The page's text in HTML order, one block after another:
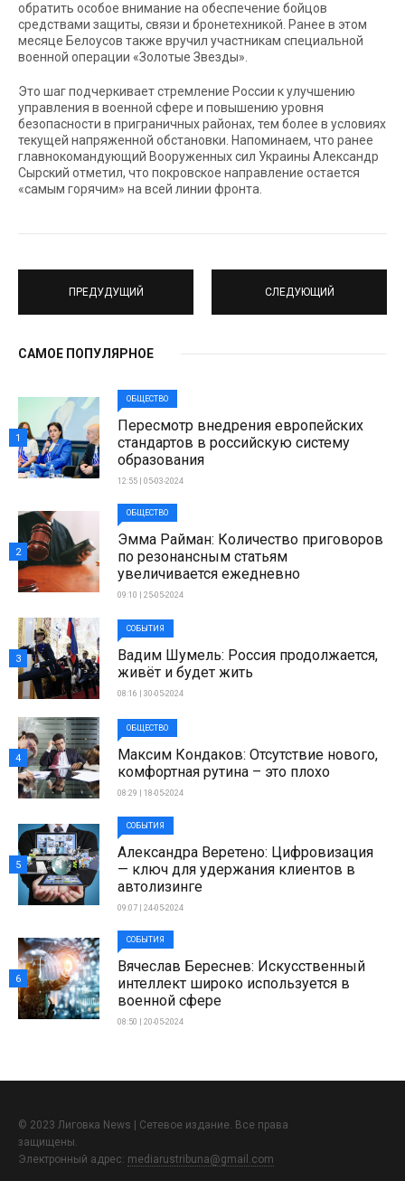
обратить особое внимание на обеспечение бойцов
средствами защиты, связи и бронетехникой. Ранее в этом
месяце Белоусов также вручил участникам специальной
военной операции «Золотые Звезды».
Это шаг подчеркивает стремление России к улучшению
управления в военной сфере и повышению уровня
безопасности в приграничных районах, тем более в условиях
текущей напряженной обстановки. Напоминаем, что ранее
главнокомандующий Вооруженных сил Украины Александр
Сырский отметил, что покровское направление остается
«самым горячим» на всей линии фронта.
ПРЕДУДУЩИЙ СЛЕДУЮЩИЙ
САМОЕ ПОПУЛЯРНОЕ
ОБЩЕСТВО
Пересмотр внедрения европейских
стандартов в российскую систему
образования
12:55 | 05-03-2024
1
ОБЩЕСТВО
Эмма Райман: Количество приговоров
по резонансным статьям
увеличивается ежедневно
09:10 | 25-05-2024
2
СОБЫТИЯ
Вадим Шумель: Россия продолжается,
живёт и будет жить
08:16 | 30-05-2024
3
ОБЩЕСТВО
Максим Кондаков: Отсутствие нового,
комфортная рутина – это плохо
08:29 | 18-05-2024
4
СОБЫТИЯ
Александра Веретено: Цифровизация
— ключ для удержания клиентов в
автолизинге
09:07 | 24-05-2024
5
СОБЫТИЯ
Вячеслав Береснев: Искусственный
интеллект широко используется в
военной сфере
08:50 | 20-05-2024
6
© 2023 Лиговка News | Сетевое издание. Все права
защищены.
Электронный адрес: mediarustribuna@gmail.com